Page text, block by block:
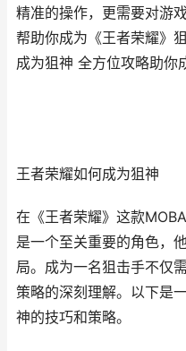
精准的操作，更需要对游
帮助你成为《王者荣耀》
成为狙神 全方位攻略助你
王者荣耀如何成为狙神
在《王者荣耀》这款
是一个至关重要的角色，
局。成为一名狙击手不仅
策略的深刻理解。以下是
神的技巧和策略。